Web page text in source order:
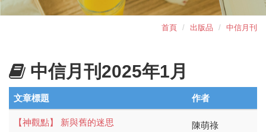
首頁 出版品 中信月刊
中信月刊2025年1月
文章標題 作者
【神觀點】 新與舊的迷思 陳萌祿